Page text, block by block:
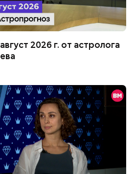
2026 г. от астролога